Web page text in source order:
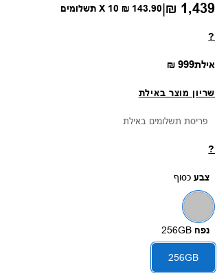
מחיר רגיל
1,439 ₪
|
143.90 ₪ X 10 תשלומים
?
אילתמחיר רגיל
999 ₪
שריון מוצר באילת
פריסת תשלומים באילת
?
צבע כסוף
נפח 256GB
256GB